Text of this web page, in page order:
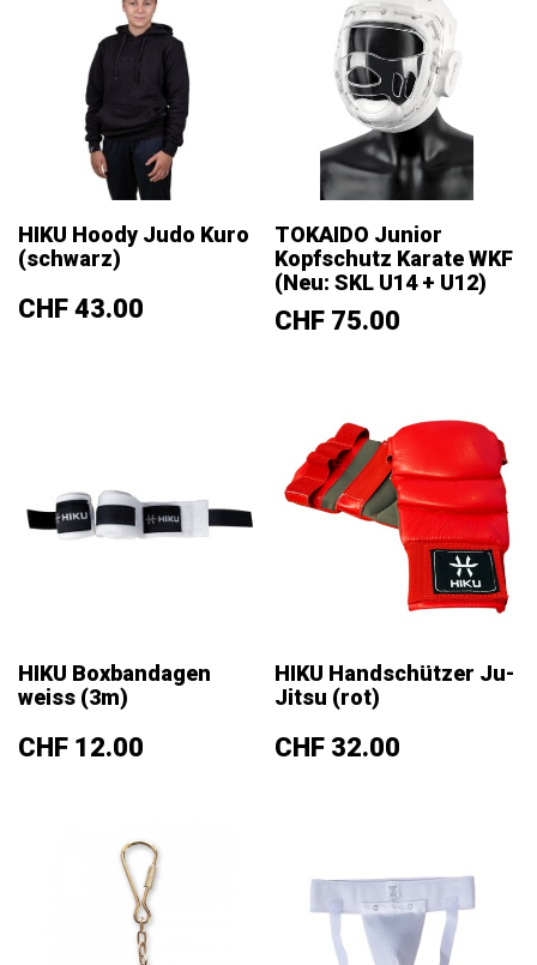
HIKU Hoody Judo Kuro
(schwarz)
Preis
CHF 43.00
TOKAIDO Junior
Kopfschutz Karate WKF
(Neu: SKL U14 + U12)
Preis
CHF 75.00
HIKU Boxbandagen
weiss (3m)
Preis
CHF 12.00
HIKU Handschützer Ju-
Jitsu (rot)
Preis
CHF 32.00